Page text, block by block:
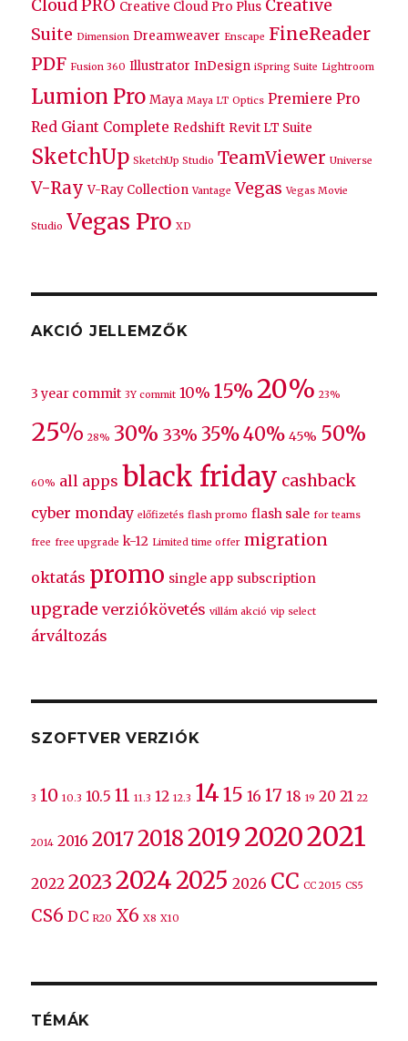
Cloud PRO Creative Cloud Pro Plus Creative
Suite Dimension Dreamweaver Enscape FineReader
PDF Fusion 360 Illustrator InDesign iSpring Suite Lightroom
Lumion Pro Maya Maya LT Optics Premiere Pro
Red Giant Complete Redshift Revit LT Suite
SketchUp SketchUp Studio TeamViewer Universe
V-Ray V-Ray Collection Vantage Vegas Vegas Movie
Studio Vegas Pro XD
AKCIÓ JELLEMZŐK
3 year commit 3Y commit 10% 15% 20% 23%
25% 28% 30% 33% 35%40% 45% 50%
60% all apps black friday cashback
cyber monday előfizetés flash promo flash sale for teams
free free upgrade k-12 Limited time offer migration
oktatás promo single app subscription
upgrade verziókövetés villám akció vip select
árváltozás
SZOFTVER VERZIÓK
3 10 10.3 10.5 11 11.3 12 12.3 14 15 16 17 18 19 20 21 22
2014 2016 20172018201920202021
2022 2023 20242025 2026 CC CC 2015 CS5
CS6 DC R20 X6 X8 X10
TÉMÁK